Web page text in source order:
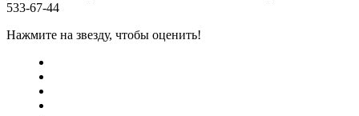
533-67-44
Нажмите на звезду, чтобы оценить!